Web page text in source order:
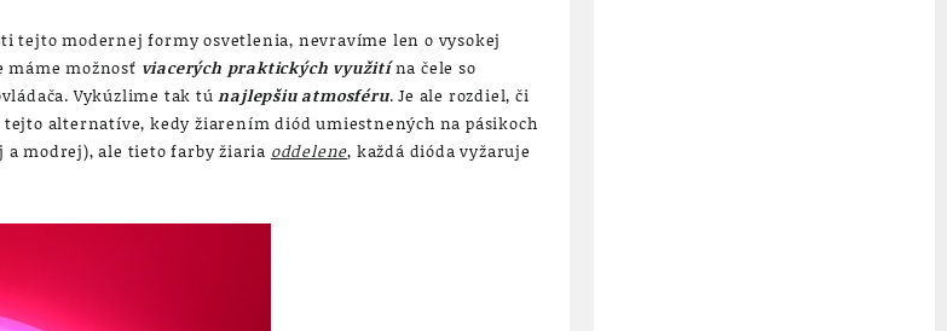
tejto modernej formy osvetlenia, nevravíme len o vysokej
máme možnosť viacerých praktických využitína čele so
Vykúzlime tak túnajlepšiu atmosféru. Je ale rozdiel, či
alternatíve, kedy žiarením diód umiestnených na pásikoch
a modrej), ale tieto farby žiaria oddelene, každá dióda vyžaruje